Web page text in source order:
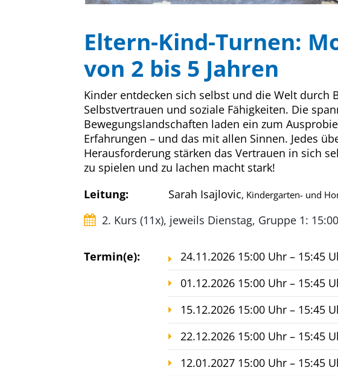
Eltern-Kind-Turnen:
von 2 bis 5 Jahren
Kinder entdecken sich selbst und die Welt durch
Selbstvertrauen und soziale Fähigkeiten. Die
Bewegungslandschaften laden ein zum
Erfahrungen – und das mit allen Sinnen. Jedes
Herausforderung stärken das Vertrauen in sich
zu spielen und zu lachen macht stark!
Leitung:
Sarah Isajlovic, Kindergarten- und
2. Kurs (11x), jeweils Dienstag, Gruppe 1:
Termin(e):
24.11.2026 15:00 Uhr – 15:45
01.12.2026 15:00 Uhr – 15:45
15.12.2026 15:00 Uhr – 15:45
22.12.2026 15:00 Uhr – 15:45
12.01.2027 15:00 Uhr – 15:45